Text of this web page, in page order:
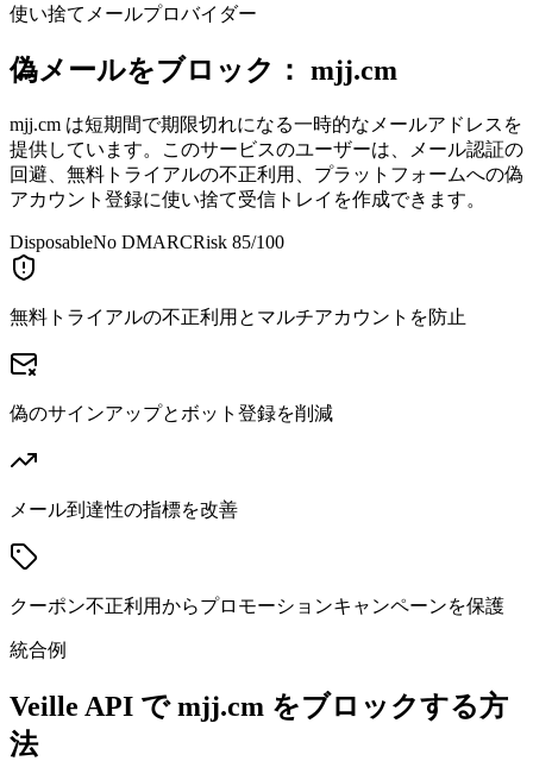
使い捨てメールプロバイダー
偽メールをブロック： mjj.cm
mjj.cm は短期間で期限切れになる一時的なメールアドレスを
提供しています。このサービスのユーザーは、メール認証の
回避、無料トライアルの不正利用、プラットフォームへの偽
アカウント登録に使い捨て受信トレイを作成できます。
DisposableNo DMARCRisk 85/100
無料トライアルの不正利用とマルチアカウントを防止
偽のサインアップとボット登録を削減
メール到達性の指標を改善
クーポン不正利用からプロモーションキャンペーンを保護
統合例
Veille API で mjj.cm をブロックする方
法